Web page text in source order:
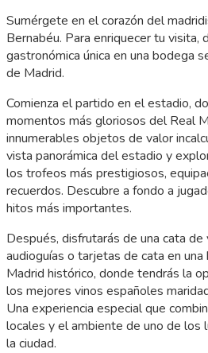
Sumérgete en el corazón del
Bernabéu. Para enriquecer tu visita,
gastronómica única en una bodega
de Madrid.
Comienza el partido en el estadio,
momentos más gloriosos del Real
innumerables objetos de valor
vista panorámica del estadio y
los trofeos más prestigiosos,
recuerdos. Descubre a fondo a
hitos más importantes.
Después, disfrutarás de una cata de
audioguías o tarjetas de cata en
Madrid histórico, donde tendrás la
los mejores vinos españoles
Una experiencia especial que
locales y el ambiente de uno de los
la ciudad.